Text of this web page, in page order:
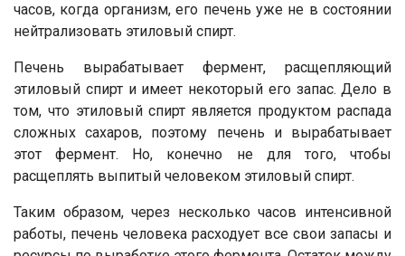
часов, когда организм, его печень уже не в состоянии
нейтрализовать этиловый спирт.
Печень вырабатывает фермент, расщепляющий
этиловый спирт и имеет некоторый его запас. Дело в
том, что этиловый спирт является продуктом распада
сложных сахаров, поэтому печень и вырабатывает
этот фермент. Но, конечно не для того, чтобы
расщеплять выпитый человеком этиловый спирт.
Таким образом, через несколько часов интенсивной
работы, печень человека расходует все свои запасы и